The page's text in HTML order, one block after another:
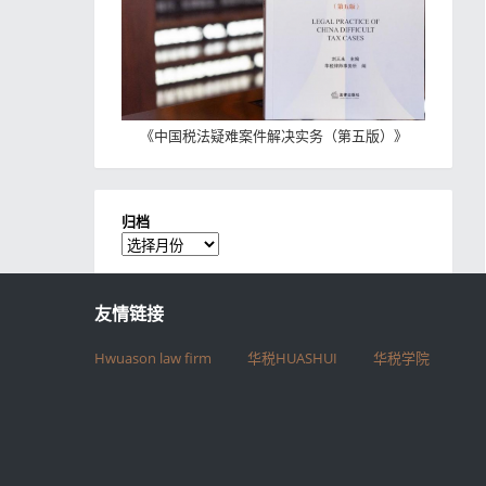
《中国税法疑难案件解决实务（第五版） 》
归档
归
档
友情链接
Hwuason law firm 华税HUASHUI 华税学院